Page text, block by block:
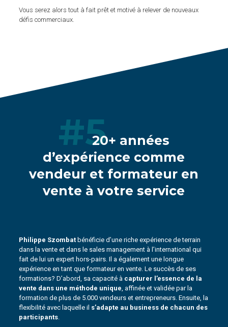
Vous serez alors tout à fait prêt et motivé à relever de nouveaux
défis commerciaux.
#520+ années
d’expérience comme
vendeur et formateur en
vente à votre service
Philippe Szombat bénéficie d’une riche expérience de terrain
dans la vente et dans le sales management à l’international qui
fait de lui un expert hors-pairs. Il a également une longue
expérience en tant que formateur en vente. Le succès de ses
formations? D’abord, sa capacité à capturer l’essence de la
vente dans une méthode unique, affinée et validée par la
formation de plus de 5.000 vendeurs et entrepreneurs. Ensuite, la
flexibilité avec laquelle il s’adapte au business de chacun des
participants.